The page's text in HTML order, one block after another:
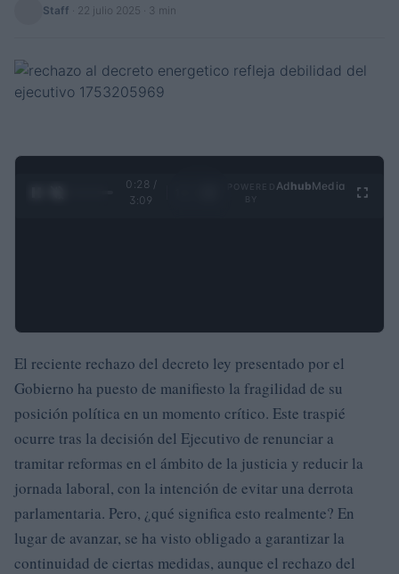
Staff 22 julio 2025 · 3 min
0:29 /
3:09
Ad hubMedia
El reciente rechazo del decreto ley presentado por el
Gobierno ha puesto de manifiesto la fragilidad de su
posición política en un momento crítico. Este traspié
ocurre tras la decisión del Ejecutivo de renunciar a
tramitar reformas en el ámbito de la justicia y reducir la
jornada laboral, con la intención de evitar una derrota
parlamentaria. Pero, ¿qué significa esto realmente? En
lugar de avanzar, se ha visto obligado a garantizar la
continuidad de ciertas medidas, aunque el rechazo del